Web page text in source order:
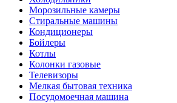
Морозильные камеры
Стиральные машины
Кондиционеры
Бойлеры
Котлы
Колонки газовые
Телевизоры
Мелкая бытовая техника
Посудомоечная машина